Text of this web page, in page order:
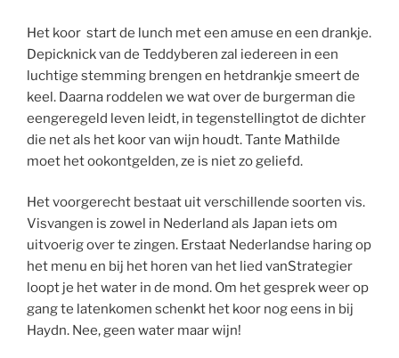
Het koor start de lunch met een amuse en een drankje.
Depicknick van de Teddyberen zal iedereen in een
luchtige stemming brengen en hetdrankje smeert de
keel. Daarna roddelen we wat over de burgerman die
eengeregeld leven leidt, in tegenstellingtot de dichter
die net als het koor van wijn houdt. Tante Mathilde
moet het ookontgelden, ze is niet zo geliefd.
Het voorgerecht bestaat uit verschillende soorten vis.
Visvangen is zowel in Nederland als Japan iets om
uitvoerig over te zingen. Erstaat Nederlandse haring op
het menu en bij het horen van het lied vanStrategier
loopt je het water in de mond. Om het gesprek weer op
gang te latenkomen schenkt het koor nog eens in bij
Haydn. Nee, geen water maar wijn!